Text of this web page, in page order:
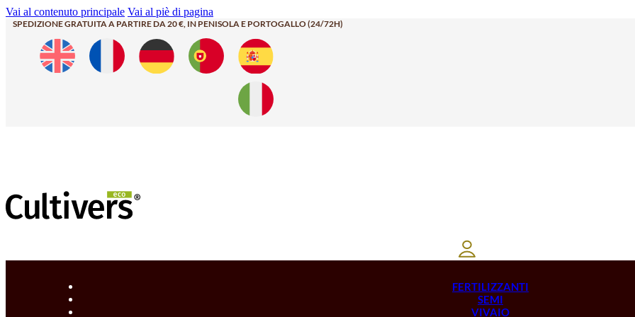
Vai al contenuto principale Vai al piè di pagina
SPEDIZIONE GRATUITA A PARTIRE DA 20 €, IN PENISOLA E PORTOGALLO (24/72H)
FERTILIZZANTI
SEMI
VIVAIO